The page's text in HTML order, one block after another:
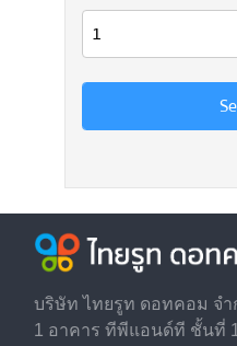
บริษัท ไทยรูท ดอทคอม จำ
1 อาคาร ทีพีแอนด์ที ชั้นที่